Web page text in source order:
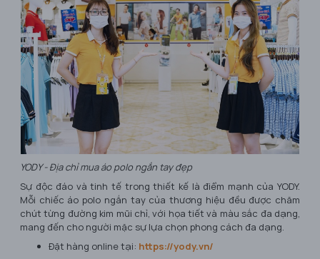
YODY - Địa chỉ mua áo polo ngắn tay đẹp
Sự độc đáo và tinh tế trong thiết kế là điểm mạnh của YODY.
Mỗi chiếc áo polo ngắn tay của thương hiệu đều được chăm
chút từng đường kim mũi chỉ, với họa tiết và màu sắc đa dạng,
mang đến cho người mặc sự lựa chọn phong cách đa dạng.
Đặt hàng online tại: https://yody.vn/